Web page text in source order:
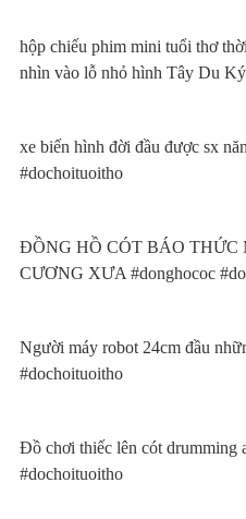
hộp chiếu phim mini tuổi thơ
nhìn vào lỗ nhỏ hình Tây Du Ký
xe biến hình đời đầu được sx
#dochoituoitho
ĐỒNG HỒ CÓT BÁO THỨC
CƯƠNG XƯA #donghococ
Người máy robot 24cm đầu
#dochoituoitho
Đồ chơi thiếc lên cót drumming
#dochoituoitho